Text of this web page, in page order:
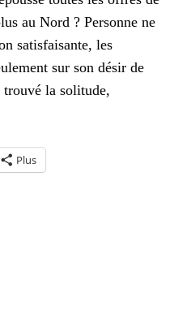
au Nord ? Personne ne
satisfaisante, les
sur son désir de
la solitude,
Plus